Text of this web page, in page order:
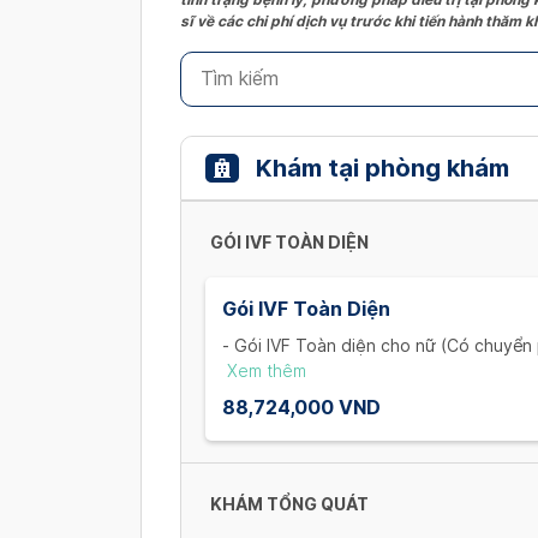
sĩ về các chi phí dịch vụ trước khi tiến hành thăm
Khám tại phòng khám
GÓI IVF TOÀN DIỆN
Gói IVF Toàn Diện
- Gói IVF Toàn diện cho nữ (Có
+ Khám và xét nghiệm ban đầu cho vợ:
đạo, trọn bộ xét nghiệm máu (1 Lần)
+ Thăm khám và theo dõi nang noãn:
đạo, Estradiol, LH - Lutenizing
Trọn bộ xét nghiệm máu và nước tiểu(1
Xem thêm
88,724,000 VND
KHÁM TỔNG QUÁT